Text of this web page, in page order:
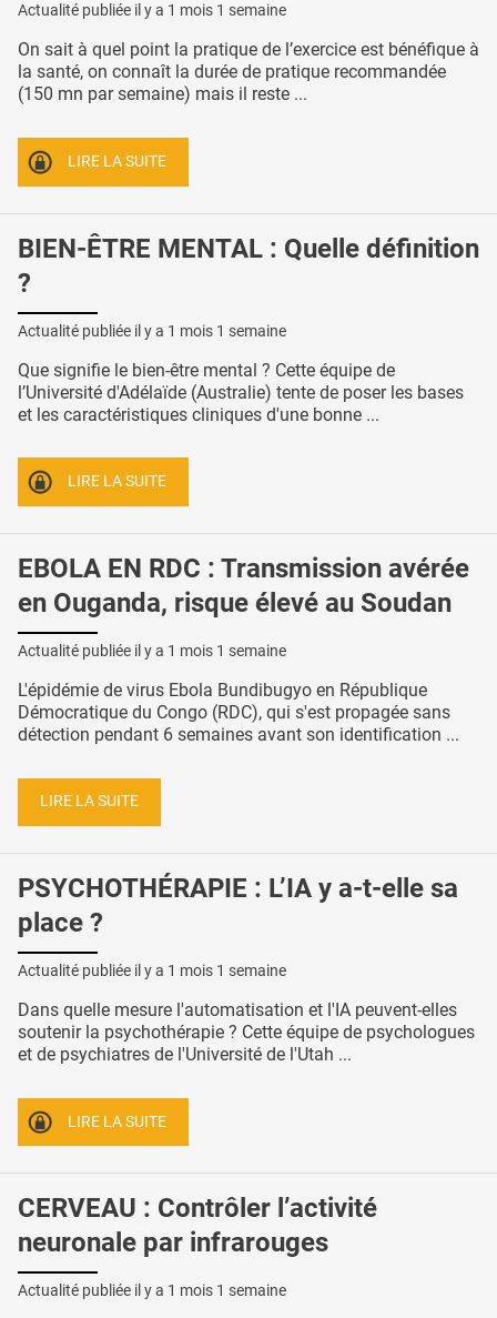
Actualité publiée il y a 1 mois 1 semaine
On sait à quel point la pratique de l’exercice est bénéfique à
la santé, on connaît la durée de pratique recommandée
(150 mn par semaine) mais il reste ...
LIRE LA SUITE
BIEN-ÊTRE MENTAL : Quelle définition
?
Actualité publiée il y a 1 mois 1 semaine
Que signifie le bien-être mental ? Cette équipe de
l’Université d'Adélaïde (Australie) tente de poser les bases
et les caractéristiques cliniques d'une bonne ...
LIRE LA SUITE
EBOLA EN RDC : Transmission avérée
en Ouganda, risque élevé au Soudan
Actualité publiée il y a 1 mois 1 semaine
L'épidémie de virus Ebola Bundibugyo en République
Démocratique du Congo (RDC), qui s'est propagée sans
détection pendant 6 semaines avant son identification ...
LIRE LA SUITE
PSYCHOTHÉRAPIE : L’IA y a-t-elle sa
place ?
Actualité publiée il y a 1 mois 1 semaine
Dans quelle mesure l'automatisation et l'IA peuvent-elles
soutenir la psychothérapie ? Cette équipe de psychologues
et de psychiatres de l'Université de l'Utah ...
LIRE LA SUITE
CERVEAU : Contrôler l’activité
neuronale par infrarouges
Actualité publiée il y a 1 mois 1 semaine